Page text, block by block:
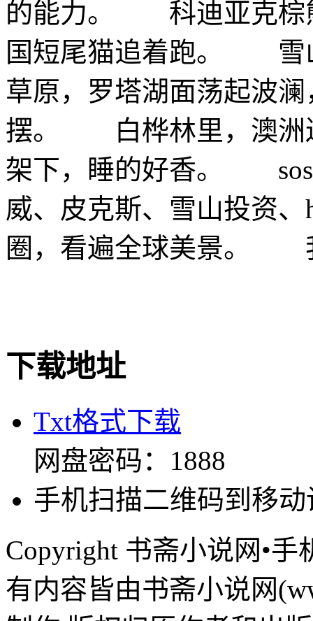
的能力。 科迪亚克棕
国短尾猫追着跑。 雪
草原，罗塔湖面荡起波
摆。 白桦林里，澳洲
架下，睡的好香。 sos
威、皮克斯、雪山投资
圈，看遍全球美景。
下载地址
Txt格式下载
网盘密码：1888
手机扫描二维码到移
Copyright 书斋小说网•
有内容皆由书斋小说网